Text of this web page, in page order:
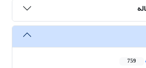
759